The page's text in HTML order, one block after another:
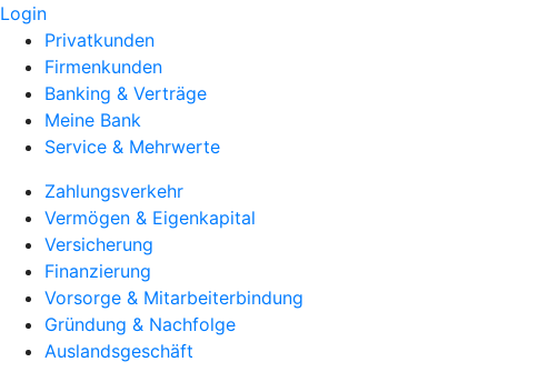
Login
Privatkunden
Firmenkunden
Banking & Verträge
Meine Bank
Service & Mehrwerte
Zahlungsverkehr
Vermögen & Eigenkapital
Versicherung
Finanzierung
Vorsorge & Mitarbeiterbindung
Gründung & Nachfolge
Auslandsgeschäft